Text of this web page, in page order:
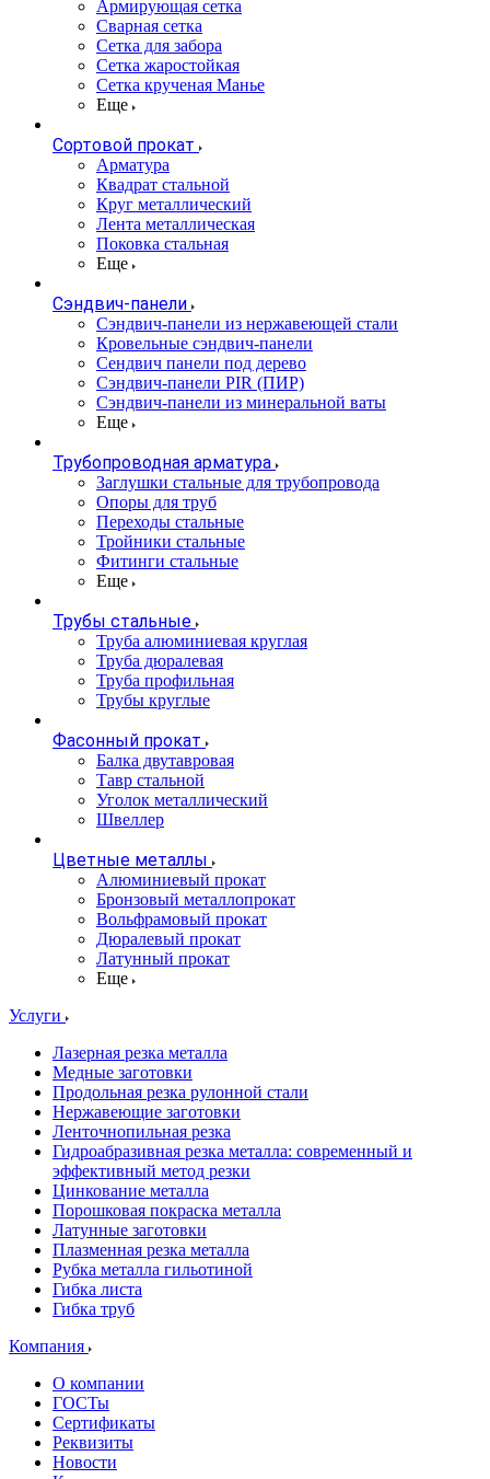
Армирующая сетка
Сварная сетка
Сетка для забора
Сетка жаростойкая
Сетка крученая Манье
Еще
Сортовой прокат
Арматура
Квадрат стальной
Круг металлический
Лента металлическая
Поковка стальная
Еще
Сэндвич-панели
Cэндвич-панели из нержавеющей стали
Кровельные сэндвич-панели
Сендвич панели под дерево
Сэндвич-панели PIR (ПИР)
Сэндвич-панели из минеральной ваты
Еще
Трубопроводная арматура
Заглушки стальные для трубопровода
Опоры для труб
Переходы стальные
Тройники стальные
Фитинги стальные
Еще
Трубы стальные
Труба алюминиевая круглая
Труба дюралевая
Труба профильная
Трубы круглые
Фасонный прокат
Балка двутавровая
Тавр стальной
Уголок металлический
Швеллер
Цветные металлы
Алюминиевый прокат
Бронзовый металлопрокат
Вольфрамовый прокат
Дюралевый прокат
Латунный прокат
Еще
Услуги
Лазерная резка металла
Медные заготовки
Продольная резка рулонной стали
Нержавеющие заготовки
Ленточнопильная резка
Гидроабразивная резка металла: современный и
эффективный метод резки
Цинкование металла
Порошковая покраска металла
Латунные заготовки
Плазменная резка металла
Рубка металла гильотиной
Гибка листа
Гибка труб
Компания
О компании
ГОСТы
Сертификаты
Реквизиты
Новости